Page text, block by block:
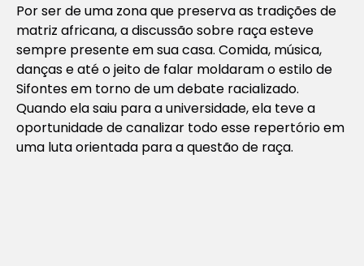
Por ser de uma zona que preserva as tradições de
matriz africana, a discussão sobre raça esteve
sempre presente em sua casa. Comida, música,
danças e até o jeito de falar moldaram o estilo de
Sifontes em torno de um debate racializado.
Quando ela saiu para a universidade, ela teve a
oportunidade de canalizar todo esse repertório em
uma luta orientada para a questão de raça.